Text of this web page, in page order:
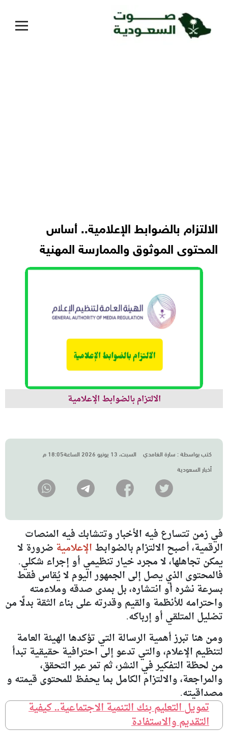
الالتزام بالضوابط الإعلامية.. أساس
المحتوى الموثوق والممارسة المهنية
الالتزام بالضوابط الإعلامية
كتب بواسطة : سارة الغامدي
السبت، 13 يونيو 2026 الساعة18:05 م
أخبار السعودية
في زمن تتسارع فيه الأخبار وتتشابك فيه المنصات
الرقمية، أصبح الالتزام بالضوابط الإعلامية ضرورة لا
يمكن تجاهلها، لا مجرد خيار تنظيمي أو إجراء شكلي.
فالمحتوى الذي يصل إلى الجمهور اليوم لا يُقاس فقط
بسرعة نشره أو انتشاره، بل بمدى صدقه وملاءمته
واحترامه للأنظمة والقيم وقدرته على بناء الثقة بدلًا من
تضليل المتلقي أو إرباكه.
ومن هنا تبرز أهمية الرسالة التي تؤكدها الهيئة العامة
لتنظيم الإعلام، والتي تدعو إلى احترافية حقيقية تبدأ
من لحظة التفكير في النشر، ثم تمر عبر التحقق،
والمراجعة، والالتزام الكامل بما يحفظ للمحتوى قيمته و
مصداقيته.
تمويل التعليم بنك التنمية الاجتماعية.. كيفية
التقديم والاستفادة